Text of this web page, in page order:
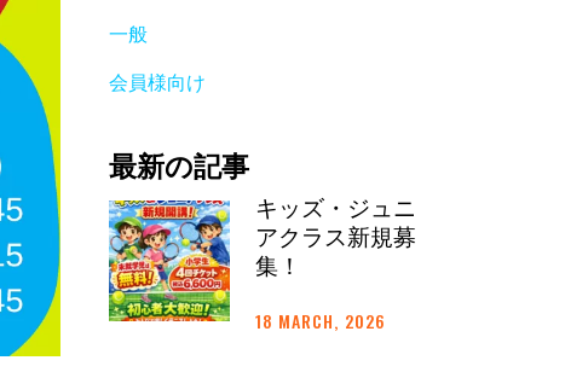
一般
会員様向け
最新の記事
キッズ・ジュニ
アクラス新規募
集！
18 MARCH, 2026